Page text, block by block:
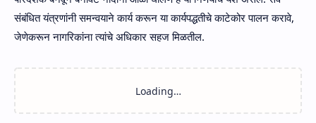
संबंधित यंत्रणांनी समन्वयाने कार्य करून या कार्यपद्धतीचे काटेकोर पालन करावे,
जेणेकरून नागरिकांना त्यांचे अधिकार सहज मिळतील.